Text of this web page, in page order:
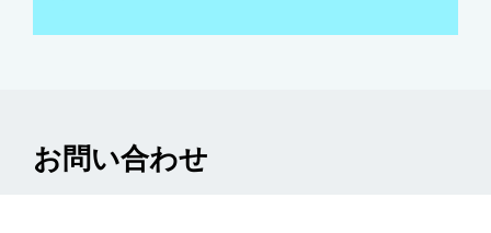
お問い合わせ